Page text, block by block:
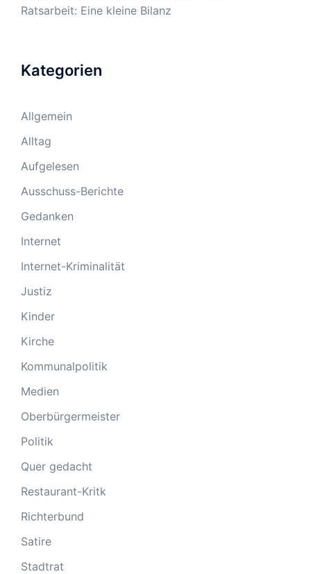
Ratsarbeit: Eine kleine Bilanz
Kategorien
Allgemein
Alltag
Aufgelesen
Ausschuss-Berichte
Gedanken
Internet
Internet-Kriminalität
Justiz
Kinder
Kirche
Kommunalpolitik
Medien
Oberbürgermeister
Politik
Quer gedacht
Restaurant-Kritk
Richterbund
Satire
Stadtrat